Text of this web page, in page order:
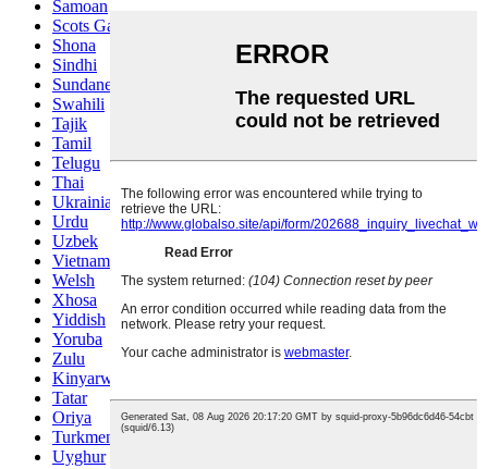
Samoan
Scots Gaelic
Shona
Sindhi
Sundanese
Swahili
Tajik
Tamil
Telugu
Thai
Ukrainian
Urdu
Uzbek
Vietnamese
Welsh
Xhosa
Yiddish
Yoruba
Zulu
Kinyarwanda
Tatar
Oriya
Turkmen
Uyghur